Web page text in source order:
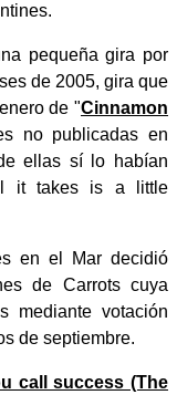
pequeña gira por
de 2005, gira que
de "Cinnamon
no publicadas en
ellas sí lo habían
it takes is a little
en el Mar decidió
de Carrots cuya
mediante votación
de septiembre.
call success (The